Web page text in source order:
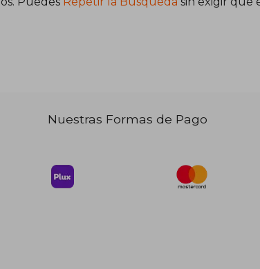
40% $ 34.14 40%
Nuestras Formas de Pago